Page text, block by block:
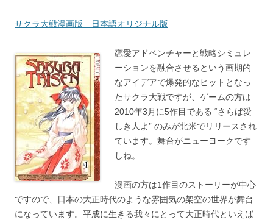
サクラ大戦漫画版 日本語オリジナル版
恋愛アドベンチャーと戦略シミュレ
ーションを融合させるという画期的
なアイデアで爆発的なヒットとなっ
たサクラ大戦ですが、ゲームの方は
2010年3月に5作目である “さらば愛
しき人よ” のみが北米でリリースされ
ています。舞台がニューヨークです
しね。
漫画の方は1作目のストーリーが中心
ですので、日本の大正時代のような雰囲気の架空の世界が舞台
になっています。平成に生きる我々にとって大正時代といえば